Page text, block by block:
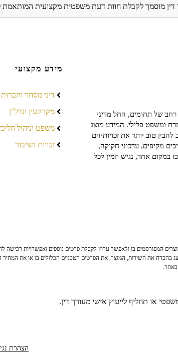
דין מוסמך לקבלת חוות דעת משפטית מקצועית
רחב של תחומים, החל מדיני
ומשפט פלילי. המידע מוצג
טוב יותר את זכויותיהם
מקיפים, עדכוני חקיקה,
במקום אחד, נגיש וזמין לכל
מידע מקצועי
דיני מסחר וחברות
מקרקעין ונדל"ן
משפט וניהול
זכויות הציבור
המפורסמים בו ולאפשר ערוץ לקבלת פרטים נוספים ואפשרויות רכישה
בהכרח את השירות, המוצר, את הפרטים הטכניים הכלולים בו או את המחיר
או תחליף לייעוץ אישי מעורך דין.
הצהרת